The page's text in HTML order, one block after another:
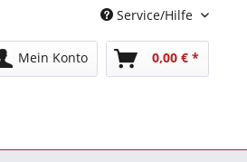
Service/Hilfe
Mein Konto 0,00 € *